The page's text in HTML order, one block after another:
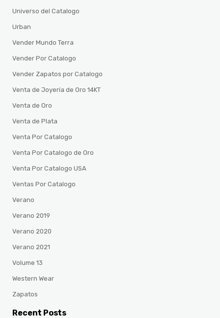
Universo del Catalogo
Urban
Vender Mundo Terra
Vender Por Catalogo
Vender Zapatos por Catalogo
Venta de Joyería de Oro 14KT
Venta de Oro
Venta de Plata
Venta Por Catalogo
Venta Por Catalogo de Oro
Venta Por Catalogo USA
Ventas Por Catalogo
Verano
Verano 2019
Verano 2020
Verano 2021
Volume 13
Western Wear
Zapatos
Recent Posts